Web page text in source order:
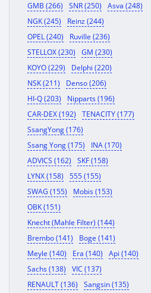
GMB (266)
SNR (250)
Asva (248)
NGK (245)
Reinz (244)
OPEL (240)
Ruville (236)
STELLOX (230)
GM (230)
KOYO (229)
Delphi (220)
NSK (211)
Denso (206)
HI-Q (203)
Nipparts (196)
CAR-DEX (192)
TENACITY (177)
SsangYong (176)
Ssang Yong (175)
INA (170)
ADVICS (162)
SKF (158)
LYNX (158)
555 (155)
SWAG (155)
Mobis (153)
OBK (151)
Knecht (Mahle Filter) (144)
Brembo (141)
Boge (141)
Meyle (140)
Era (140)
Api (140)
Sachs (138)
VIC (137)
RENAULT (136)
Sangsin (135)